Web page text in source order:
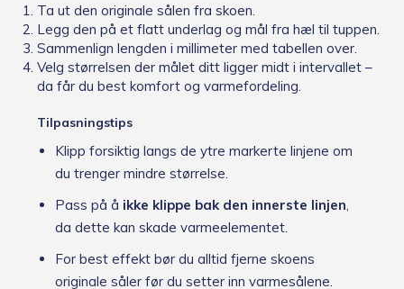
Ta ut den originale sålen fra skoen.
Legg den på et flatt underlag og mål fra hæl til tuppen.
Sammenlign lengden i millimeter med tabellen over.
Velg størrelsen der målet ditt ligger midt i intervallet –
da får du best komfort og varmefordeling.
Tilpasningstips
Klipp forsiktig langs de ytre markerte linjene om
du trenger mindre størrelse.
Pass på å ikke klippe bak den innerste linjen
da dette kan skade varmeelementet.
For best effekt bør du alltid fjerne skoens
originale såler før du setter inn varmesålene.